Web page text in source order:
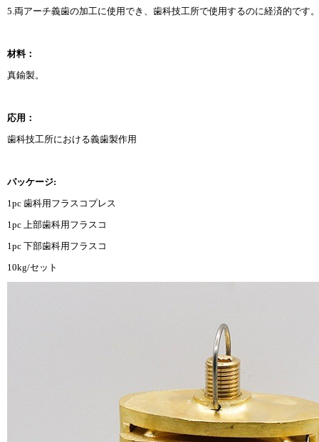
5.両アーチ義歯の加工に使用でき、歯科技工所で使用するのに経済的です。
材料：
真鍮製。
応用：
歯科技工所における義歯製作用
パッケージ:
1pc 歯科用フラスコプレス
1pc 上部歯科用フラスコ
1pc 下部歯科用フラスコ
10kg/セット